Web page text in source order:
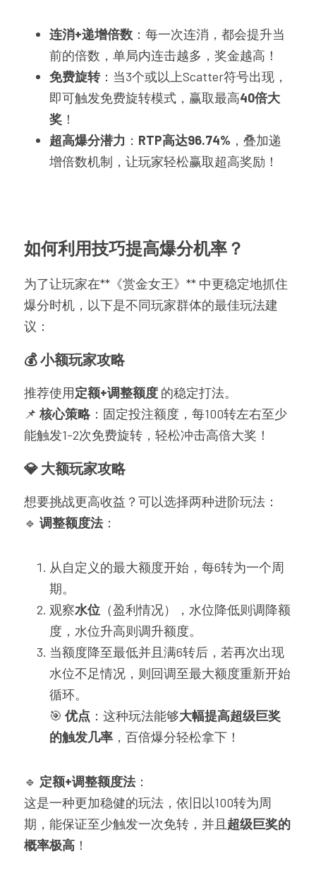
连消+递增倍数 ：每一次连消，都会提升当
前的倍数，单局内连击越多，奖金越高！
免费旋转：当3个或以上Scatter符号出现，
即可触发免费旋转模式，赢取最高40倍大
奖 ！
超高爆分潜力 ： RTP高达96.74% ，叠加递
增倍数机制，让玩家轻松赢取超高奖励！
如何利用技巧提高爆分机率？
为了让玩家在**《赏金女王》** 中更稳定地抓住
爆分时机，以下是不同玩家群体的最佳玩法建
议：
💰 小额玩家攻略
推荐使用定额+调整额度 的稳定打法。
📌 核心策略 ：固定投注额度，每100转左右至少
能触发1-2次免费旋转，轻松冲击高倍大奖！
💎 大额玩家攻略
想要挑战更高收益？可以选择两种进阶玩法：
🔹 调整额度法：
从自定义的最大额度开始，每6转为一个周
期。
观察水位 （盈利情况），水位降低则调降额
度，水位升高则调升额度。
当额度降至最低并且满6转后，若再次出现
水位不足情况，则回调至最大额度重新开始
循环。
🎯 优点 ：这种玩法能够大幅提高超级巨奖
的触发几率 ，百倍爆分轻松拿下！
🔹 定额+调整额度法：
这是一种更加稳健的玩法，依旧以100转为周
期，能保证至少触发一次免转，并且 超级巨奖的
概率极高 ！